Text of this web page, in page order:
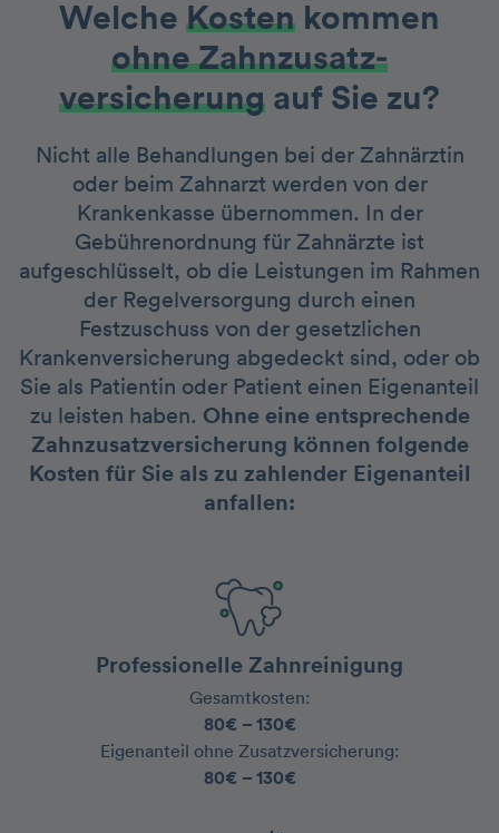
Welche Kosten kommen
ohne Zahnzusatz­
versicherung auf Sie zu?
Nicht alle Behandlungen bei der Zahnärztin
oder beim Zahnarzt werden von der
Krankenkasse übernommen. In der
Gebührenordnung für Zahnärzte ist
aufgeschlüsselt, ob die Leistungen im Rahmen
der Regelversorgung durch einen
Festzuschuss von der gesetzlichen
Krankenversicherung abgedeckt sind, oder ob
Sie als Patientin oder Patient einen Eigenanteil
zu leisten haben. Ohne eine entsprechende
Zahnzusatzversicherung können folgende
Kosten für Sie als zu zahlender Eigenanteil
anfallen:
Professionelle Zahnreinigung
Gesamtkosten:
80€ – 130€
‍Eigenanteil ohne Zusatzversicherung:
80€ – 130€